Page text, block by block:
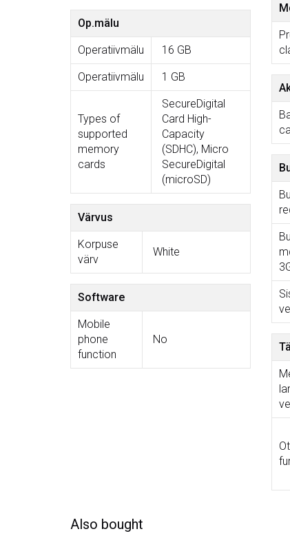
Op.mälu
Operatiivmälu 16 GB
Operatiivmälu 1 GB
Types of
supported
memory
cards
SecureDigital
Card High-
Capacity
(SDHC), Micro
SecureDigital
(microSD)
Värvus
Korpuse
värv
White
Software
Mobile
phone
function
No
Also bought